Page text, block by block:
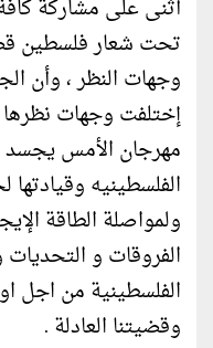
أثنى على مشاركة
تحت شعار فلسطين
وجهات النظر ، وأن
إختلفت وجهات
مهرجان الأمس يجسد
الفلسطينيه وقيادتها
ولمواصلة الطاقة
الفروقات و
الفلسطينية من اجل
وقضيتنا العادلة .